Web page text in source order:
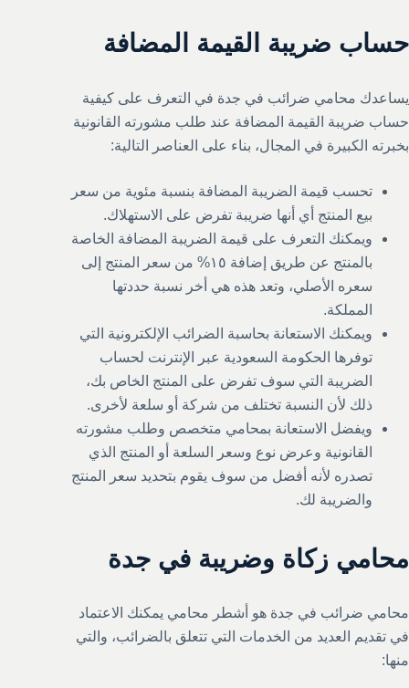
حساب ضريبة القيمة المضافة
يساعدك محامي ضرائب في جدة في التعرف على كيفية
حساب ضريبة القيمة المضافة عند طلب مشورته القانونية
بخبرته الكبيرة في المجال، بناء على العناصر التالية:
تحسب قيمة الضريبة المضافة بنسبة مئوية من سعر
بيع المنتج أي أنها ضريبة تفرض على الاستهلاك.
ويمكنك التعرف على قيمة الضريبة المضافة الخاصة
بالمنتج عن طريق إضافة ١٥% من سعر المنتج إلى
سعره الأصلي، وتعد هذه هي أخر نسبة حددتها
المملكة.
ويمكنك الاستعانة بحاسبة الضرائب الإلكترونية التي
توفرها الحكومة السعودية عبر الإنترنت لحساب
الضريبة التي سوف تفرض على المنتج الخاص بك،
ذلك لأن النسبة تختلف من شركة أو سلعة لأخرى.
ويفضل الاستعانة بمحامي متخصص وطلب مشورته
القانونية وعرض نوع وسعر السلعة أو المنتج الذي
تصدره لأنه أفضل من سوف يقوم بتحديد سعر المنتج
والضريبة لك.
محامي زكاة وضريبة في جدة
محامي ضرائب في جدة هو أشطر محامي يمكنك الاعتماد
في تقديم العديد من الخدمات التي تتعلق بالضرائب، والتي
منها: